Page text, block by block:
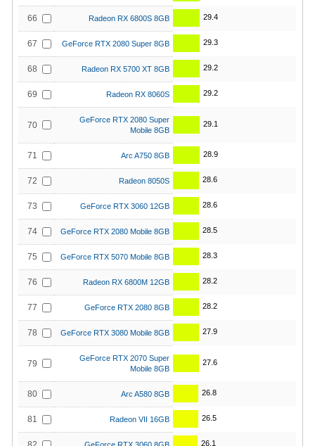
66 Radeon RX 6800S 8GB 29.4
67 GeForce RTX 2080 Super 8GB 29.3
68 Radeon RX 5700 XT 8GB 29.2
69 Radeon RX 8060S 29.2
70
GeForce RTX 2080 Super
Mobile 8GB
29.1
71 Arc A750 8GB 28.9
72 Radeon 8050S 28.6
73 GeForce RTX 3060 12GB 28.6
74 GeForce RTX 2080 Mobile 8GB 28.5
75 GeForce RTX 5070 Mobile 8GB 28.3
76 Radeon RX 6800M 12GB 28.2
77 GeForce RTX 2080 8GB 28.2
78 GeForce RTX 3080 Mobile 8GB 27.9
79
GeForce RTX 2070 Super
Mobile 8GB
27.6
80 Arc A580 8GB 26.8
81 Radeon VII 16GB 26.5
26.1